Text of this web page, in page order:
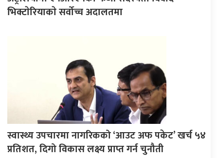
भिक्टाेरियाकाे सर्वोच्च अदालतमा
स्वास्थ्य उपचारमा नागरिकको ‘आउट अफ पकेट’ खर्च ५४
प्रतिशत, दिगो विकास लक्ष्य प्राप्त गर्न चुनौती